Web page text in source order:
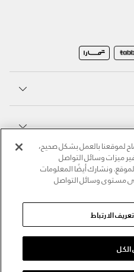
لموقعنا بالعمل بشكل صحيح،
ميزات وسائل التواصل
ونشارك أيضًا المعلومات
مستوى وسائل التواصل
الارتباط